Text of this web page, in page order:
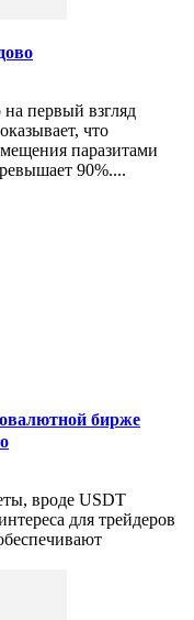
первый взгляд
что
паразитами
90%....
бирже
вроде USDT
для трейдеров